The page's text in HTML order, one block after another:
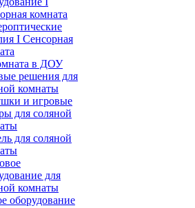
комната
I Сенсорная
в ДОУ
решения для
комнаты
и игровые
для соляной
для соляной
для
комнаты
оборудование